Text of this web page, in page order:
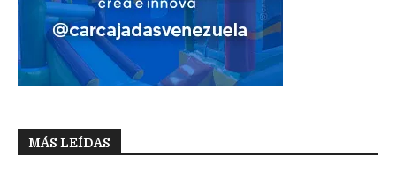
MÁS LEÍDAS